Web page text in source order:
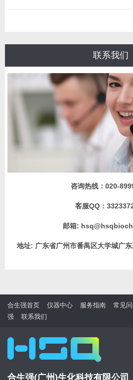
联系我们
咨询热线： 020-
客服QQ：
邮箱:
地址: 广东省广州市番禺区大学城广
合生强首页 仪器中心 服务指南 常见
强
联系我们
合生强(广州)生化科技有限公司